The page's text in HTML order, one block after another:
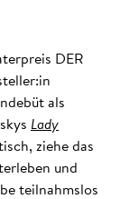
DER
als
Lady
ziehe das
und
teilnahmslos